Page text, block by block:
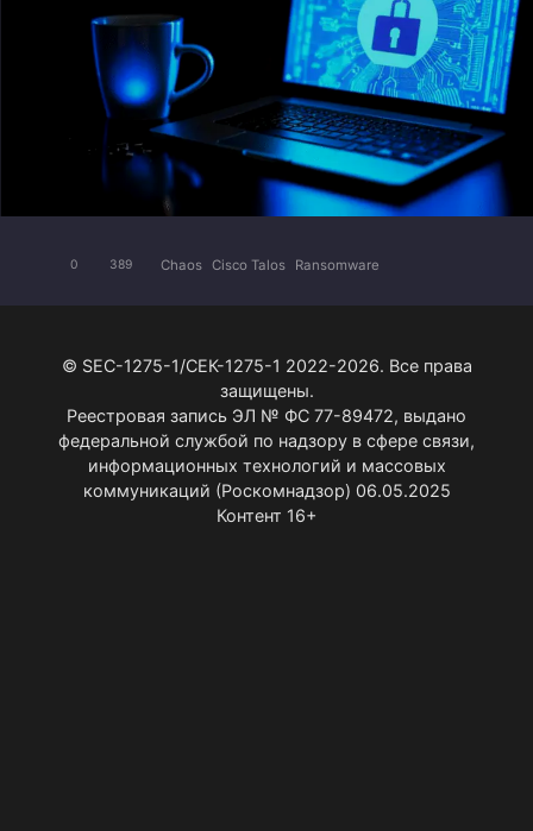
0 389 Chaos Cisco Talos Ransomware
© SEC-1275-1/СЕК-1275-1 2022-2026. Все права
защищены.
Реестровая запись ЭЛ № ФС 77-89472, выдано
федеральной службой по надзору в сфере связи,
информационных технологий и массовых
коммуникаций (Роскомнадзор) 06.05.2025
Контент 16+